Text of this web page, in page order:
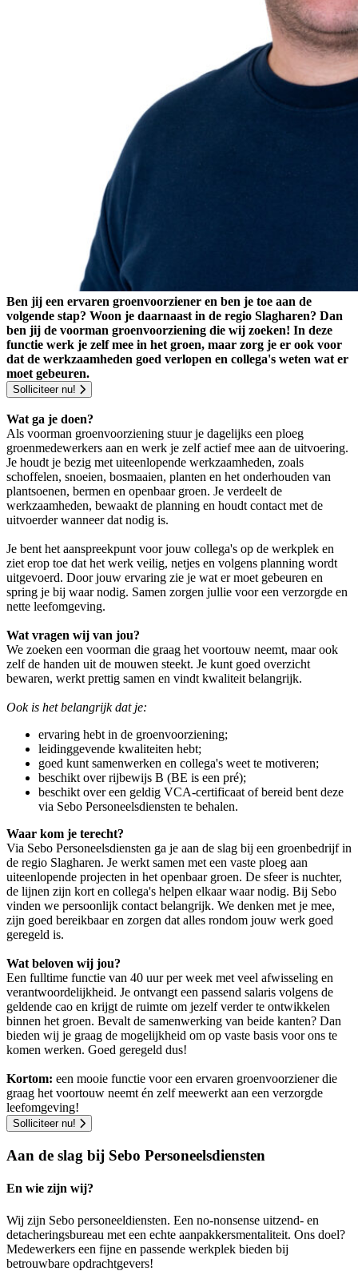
Ben jij een ervaren groenvoorziener en ben je toe aan de
volgende stap? Woon je daarnaast in de regio Slagharen? Dan
ben jij de voorman groenvoorziening die wij zoeken! In deze
functie werk je zelf mee in het groen, maar zorg je er ook voor
dat de werkzaamheden goed verlopen en collega's weten wat er
moet gebeuren.
Solliciteer nu!
Wat ga je doen?
Als voorman groenvoorziening stuur je dagelijks een ploeg
groenmedewerkers aan en werk je zelf actief mee aan de uitvoering.
Je houdt je bezig met uiteenlopende werkzaamheden, zoals
schoffelen, snoeien, bosmaaien, planten en het onderhouden van
plantsoenen, bermen en openbaar groen. Je verdeelt de
werkzaamheden, bewaakt de planning en houdt contact met de
uitvoerder wanneer dat nodig is.
Je bent het aanspreekpunt voor jouw collega's op de werkplek en
ziet erop toe dat het werk veilig, netjes en volgens planning wordt
uitgevoerd. Door jouw ervaring zie je wat er moet gebeuren en
spring je bij waar nodig. Samen zorgen jullie voor een verzorgde en
nette leefomgeving.
Wat vragen wij van jou?
We zoeken een voorman die graag het voortouw neemt, maar ook
zelf de handen uit de mouwen steekt. Je kunt goed overzicht
bewaren, werkt prettig samen en vindt kwaliteit belangrijk.
Ook is het belangrijk dat je:
ervaring hebt in de groenvoorziening;
leidinggevende kwaliteiten hebt;
goed kunt samenwerken en collega's weet te motiveren;
beschikt over rijbewijs B (BE is een pré);
beschikt over een geldig VCA-certificaat of bereid bent deze
via Sebo Personeelsdiensten te behalen.
Waar kom je terecht?
Via Sebo Personeelsdiensten ga je aan de slag bij een groenbedrijf in
de regio Slagharen. Je werkt samen met een vaste ploeg aan
uiteenlopende projecten in het openbaar groen. De sfeer is nuchter,
de lijnen zijn kort en collega's helpen elkaar waar nodig. Bij Sebo
vinden we persoonlijk contact belangrijk. We denken met je mee,
zijn goed bereikbaar en zorgen dat alles rondom jouw werk goed
geregeld is.
Wat beloven wij jou?
Een fulltime functie van 40 uur per week met veel afwisseling en
verantwoordelijkheid. Je ontvangt een passend salaris volgens de
geldende cao en krijgt de ruimte om jezelf verder te ontwikkelen
binnen het groen. Bevalt de samenwerking van beide kanten? Dan
bieden wij je graag de mogelijkheid om op vaste basis voor ons te
komen werken. Goed geregeld dus!
Kortom: een mooie functie voor een ervaren groenvoorziener die
graag het voortouw neemt én zelf meewerkt aan een verzorgde
leefomgeving!
Solliciteer nu!
Aan de slag bij Sebo Personeelsdiensten
En wie zijn wij?
Wij zijn Sebo personeeldiensten. Een no-nonsense uitzend- en
detacheringsbureau met een echte aanpakkersmentaliteit. Ons doel?
Medewerkers een fijne en passende werkplek bieden bij
betrouwbare opdrachtgevers!